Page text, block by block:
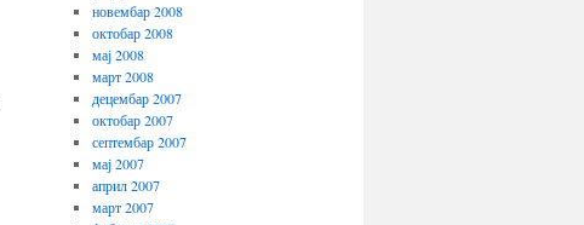
новембар 2008
октобар 2008
мај 2008
март 2008
децембар 2007
октобар 2007
септембар 2007
мај 2007
април 2007
март 2007